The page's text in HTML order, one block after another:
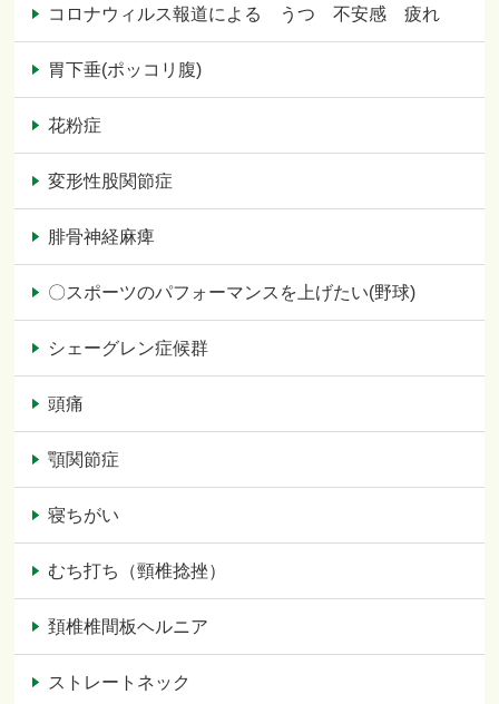
コロナウィルス報道による うつ 不安感 疲れ
胃下垂(ポッコリ腹)
花粉症
変形性股関節症
腓骨神経麻痺
〇スポーツのパフォーマンスを上げたい(野球)
シェーグレン症候群
頭痛
顎関節症
寝ちがい
むち打ち（頸椎捻挫）
頚椎椎間板ヘルニア
ストレートネック